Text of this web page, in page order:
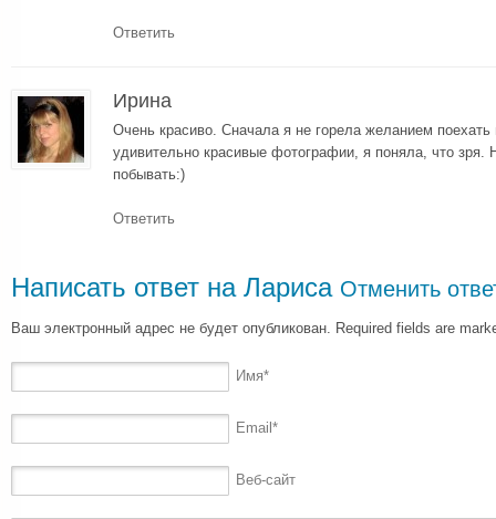
Ответить
Ирина
Очень красиво. Сначала я не горела желанием
удивительно красивые фотографии, я поняла, что зря.
побывать:)
Ответить
Написать ответ на Лариса Отменить
Ваш электронный адрес не будет опубликован. Required fields are
Имя*
Email *
Веб-сайт